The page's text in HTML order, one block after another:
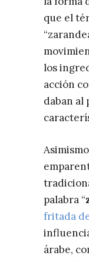
que el
los
acción
daban al
palabra “
fritada
árabe,